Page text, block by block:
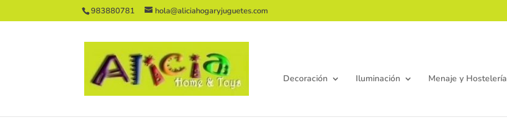
983880781 hola@aliciahogaryjuguetes.com
Decoración Iluminación Menaje y Hostelería